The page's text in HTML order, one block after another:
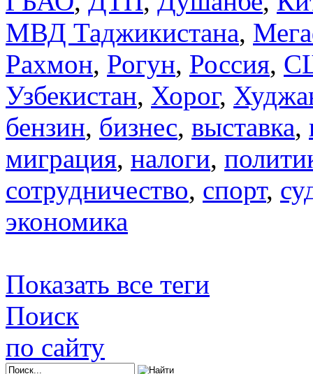
МВД Таджикистана,
Рахмон, Рогун, Россия,
Узбекистан, Хорог,
бензин, бизнес, выставка,
миграция, налоги,
сотрудничество, спорт,
экономика
Показать все теги
Поиск
по сайту